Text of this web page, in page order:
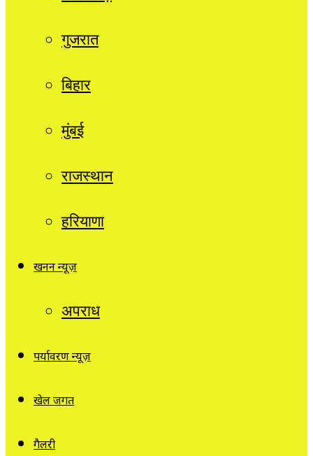
गुजरात
बिहार
मुंबई
राजस्थान
हरियाणा
खनन न्यूज़
अपराध
पर्यावरण न्यूज़
खेल जगत
गैलरी